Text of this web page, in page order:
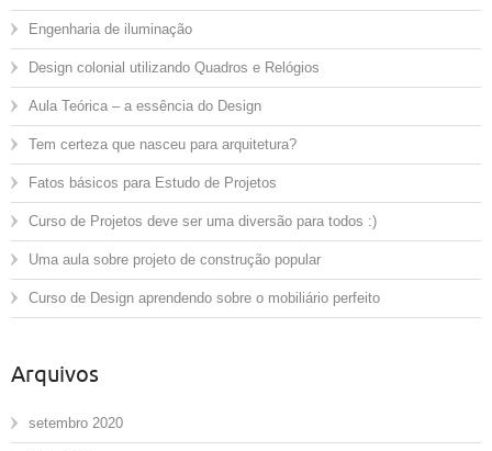
Engenharia de iluminação
Design colonial utilizando Quadros e Relógios
Aula Teórica – a essência do Design
Tem certeza que nasceu para arquitetura?
Fatos básicos para Estudo de Projetos
Curso de Projetos deve ser uma diversão para todos :)
Uma aula sobre projeto de construção popular
Curso de Design aprendendo sobre o mobiliário perfeito
Arquivos
setembro 2020